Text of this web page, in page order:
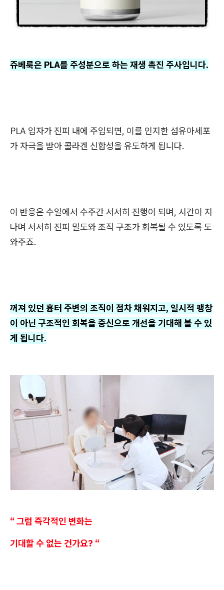
쥬베룩은 PLA를 주성분으로 하는 재생 촉진 주사입니다.
PLA 입자가 진피 내에 주입되면, 이를 인지한 섬유아세포
가 자극을 받아 콜라겐 신합성을 유도하게 됩니다.
이 반응은 수일에서 수주간 서서히 진행이 되며, 시간이 지
나며 서서히 진피 밀도와 조직 구조가 회복될 수 있도록 도
와주죠.
꺼져 있던 흉터 주변의 조직이 점차 채워지고, 일시적 팽창
이 아닌 구조적인 회복을 중신으로 개선을 기대해 볼 수 있
게 됩니다.
“ 그럼 즉각적인 변화는
기대할 수 없는 건가요? “